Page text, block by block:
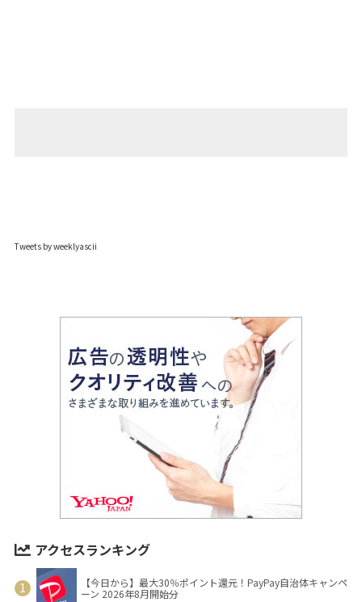
Tweets by weeklyascii
アクセスランキング
【今日から】最大30％ポイント還元！PayPay自治体キャンペ
ーン 2026年8月開始分